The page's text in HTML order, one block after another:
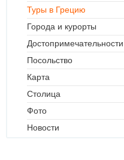
Туры в Грецию
Города и курорты
Достопримечательности
Посольство
Карта
Столица
Фото
Новости